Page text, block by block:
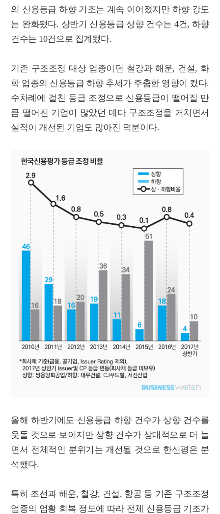
의 신용등급 하향 기조는 계속 이어졌지만 하향 강도
는 완화됐다. 상반기 신용등급 상향 건수는 4건, 하향
건수는 10건으로 집계됐다.
기존 구조조정 대상 업종이던 철강과 해운, 건설, 화
학 업종의 신용등급 하향 추세가 주춤한 영향이 컸다.
수차례에 걸친 등급 조정으로 신용등급이 떨어질 만
큼 떨어진 기업이 많았던 데다 구조조정을 거치면서
실적이 개선된 기업도 많아진 덕분이다.
올해 하반기에도 신용등급 하향 건수가 상향 건수를
웃돌 것으로 보이지만 상향 건수가 상대적으로 더 늘
면서 전체적인 분위기는 개선될 것으로 한신평은 분
석했다.
특히 조선과 해운, 철강, 건설, 항공 등 기존 구조조정
업종의 업황 회복 정도에 따라 전체 신용등급 기조가